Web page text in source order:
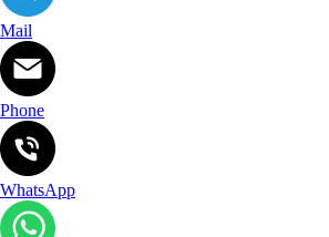
Mail
Phone
WhatsApp